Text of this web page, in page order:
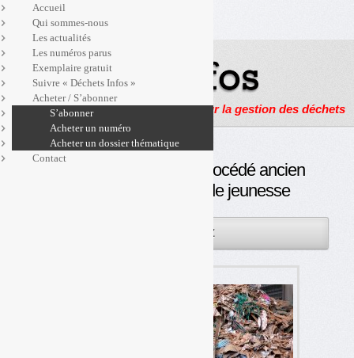
Actualités, enquêtes et reportages sur la gestion des déchets
Pyrogazéification : un procédé ancien
qui trouve une seconde jeunesse
OLIVIER GUICHARDAZ
Accueil
Qui sommes-nous
Les actualités
Les numéros parus
Exemplaire gratuit
Suivre « Déchets Infos »
Acheter / S’abonner
S’abonner
Acheter un numéro
Acheter un dossier thématique
Contact